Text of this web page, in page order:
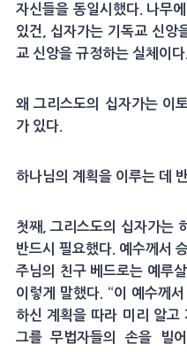
자신들을 동일시했다. 나무
있건, 십자가는 기독교 신앙
교 신앙을 규정하는 실체이다.
왜 그리스도의 십자가는 이
가 있다.
하나님의 계획을 이루는 데
첫째, 그리스도의 십자가는
반드시 필요했다. 예수께서
주님의 친구 베드로는 예루
이렇게 말했다. “이 예수께
하신 계획을 따라 미리 알고
그를 무법자들의 손을 빌